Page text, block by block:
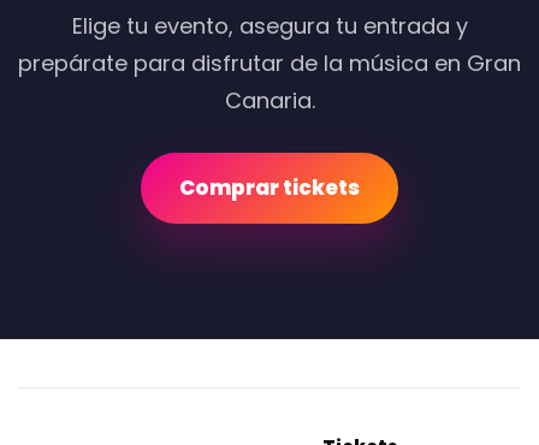
Elige tu evento, asegura tu entrada y
prepárate para disfrutar de la música en Gran
Canaria.
Comprar tickets